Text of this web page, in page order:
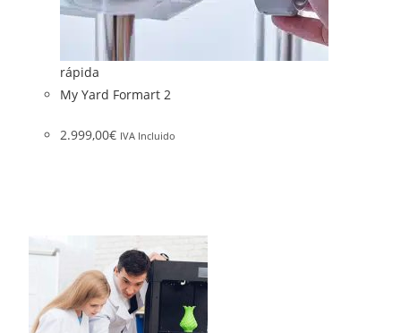
rápida
My Yard Formart 2
2.999,00€ IVA Incluido